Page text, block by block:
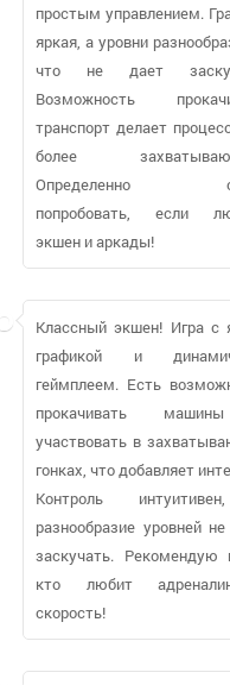
простым управлением.
яркая, а уровни
что не дает
Возможность
транспорт делает
более
Определенно
попробовать, если
экшен и аркады!
Классный экшен! Игра с
графикой и
геймплеем. Есть
прокачивать
участвовать в
гонках, что добавляет
Контроль
разнообразие уровней
заскучать. Рекомендую
кто любит
скорость!